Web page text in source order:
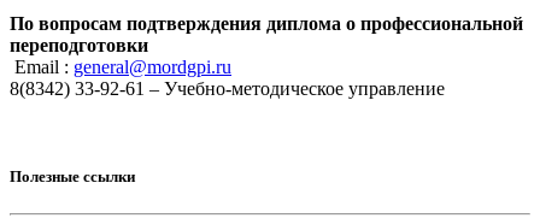
По вопросам подтверждения диплома о профессиональной
переподготовки
Email : general@mordgpi.ru
8(8342) 33-92-61 – Учебно-методическое управление
Полезные ссылки